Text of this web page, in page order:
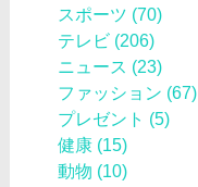
スポーツ (70)
テレビ (206)
ニュース (23)
ファッション (67)
プレゼント (5)
健康 (15)
動物 (10)